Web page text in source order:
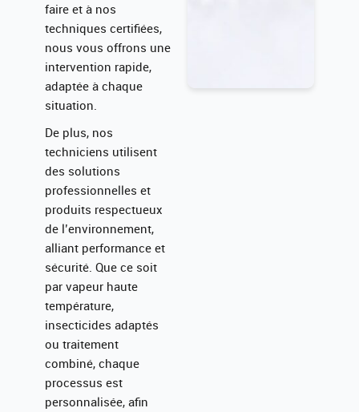
faire et à nos
techniques certifiées,
nous vous offrons une
intervention rapide,
adaptée à chaque
situation.
De plus, nos
techniciens utilisent
des solutions
professionnelles et
produits respectueux
de l’environnement,
alliant performance et
sécurité. Que ce soit
par vapeur haute
température,
insecticides adaptés
ou traitement
combiné, chaque
processus est
personnalisée, afin